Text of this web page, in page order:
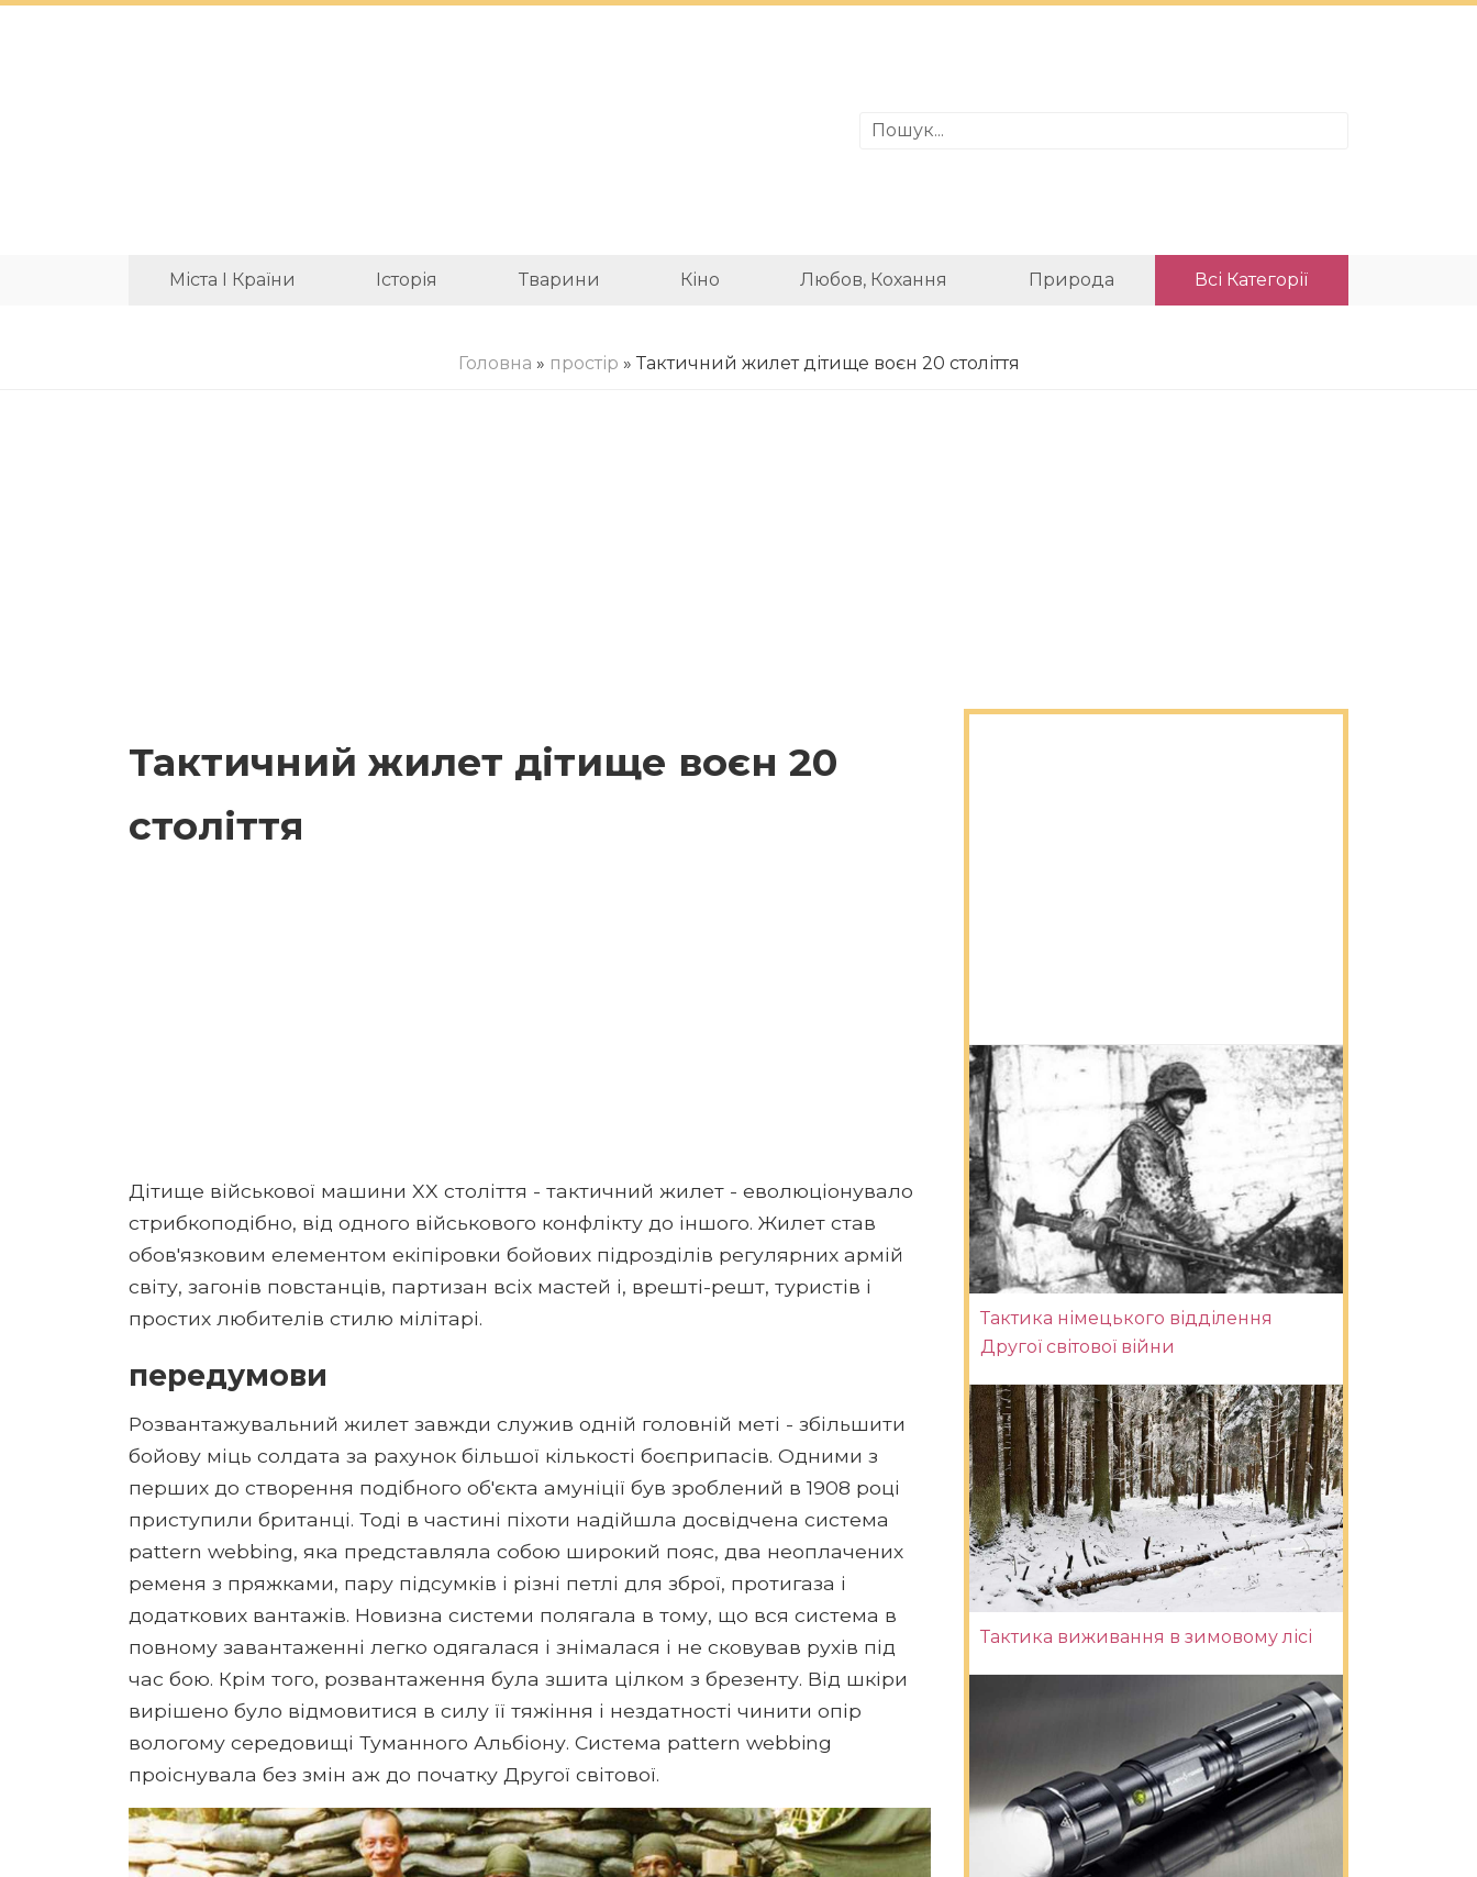
Міста І Країни Історія Тварини Кіно Любов, Кохання Природа Всі Категорії
Головна » простір » Тактичний жилет дітище воєн 20 століття
Тактичний жилет дітище воєн 20
століття
Дітище військової машини XX століття - тактичний жилет - еволюціонувало
стрибкоподібно, від одного військового конфлікту до іншого. Жилет став
обов'язковим елементом екіпіровки бойових підрозділів регулярних армій
світу, загонів повстанців, партизан всіх мастей і, врешті-решт, туристів і
простих любителів стилю мілітарі.
передумови
Розвантажувальний жилет завжди служив одній головній меті - збільшити
бойову міць солдата за рахунок більшої кількості боєприпасів. Одними з
перших до створення подібного об'єкта амуніції був зроблений в 1908 році
приступили британці. Тоді в частині піхоти надійшла досвідчена система
pattern webbing, яка представляла собою широкий пояс, два неоплачених
ременя з пряжками, пару підсумків і різні петлі для зброї, протигаза і
додаткових вантажів. Новизна системи полягала в тому, що вся система в
повному завантаженні легко одягалася і знімалася і не сковував рухів під
час бою. Крім того, розвантаження була зшита цілком з брезенту. Від шкіри
вирішено було відмовитися в силу її тяжіння і нездатності чинити опір
вологому середовищі Туманного Альбіону. Система pattern webbing
проіснувала без змін аж до початку Другої світової.
Тактика німецького відділення
Другої світової війни
Тактика виживання в зимовому лісі